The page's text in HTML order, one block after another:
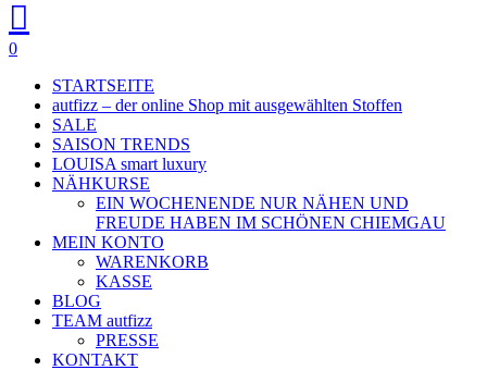
0
STARTSEITE
autfizz – der online Shop mit ausgewählten Stoffen
SALE
SAISON TRENDS
LOUISA smart luxury
NÄHKURSE
EIN WOCHENENDE NUR NÄHEN UND
FREUDE HABEN IM SCHÖNEN CHIEMGAU
MEIN KONTO
WARENKORB
KASSE
BLOG
TEAM autfizz
PRESSE
KONTAKT